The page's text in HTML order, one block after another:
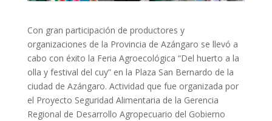
Con gran participación de productores y
organizaciones de la Provincia de Azángaro se llevó a
cabo con éxito la Feria Agroecológica “Del huerto a la
olla y festival del cuy” en la Plaza San Bernardo de la
ciudad de Azángaro. Actividad que fue organizada por
el Proyecto Seguridad Alimentaria de la Gerencia
Regional de Desarrollo Agropecuario del Gobierno